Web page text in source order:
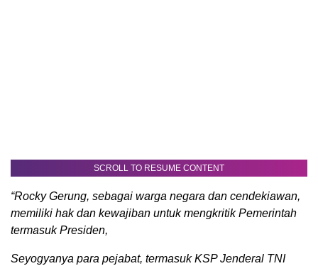
SCROLL TO RESUME CONTENT
“Rocky Gerung, sebagai warga negara dan cendekiawan,
memiliki hak dan kewajiban untuk mengkritik Pemerintah
termasuk Presiden,
Seyogyanya para pejabat, termasuk KSP Jenderal TNI